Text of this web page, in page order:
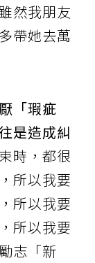
然我朋友
帶她去萬
「瑕疵
是造成糾
時，都很
所以我要
所以我要
所以我要
志「新